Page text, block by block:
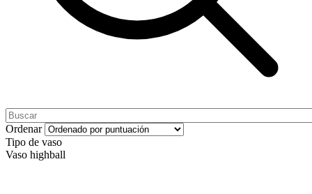
Ordenar
Tipo de vaso
Vaso highball